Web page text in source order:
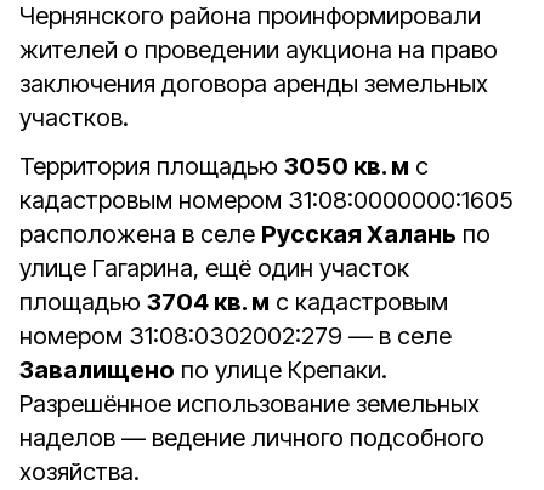
Чернянского района проинформировали
жителей о проведении аукциона на право
заключения договора аренды земельных
участков.
Территория площадью 3050 кв. м с
кадастровым номером 31:08:0000000:1605
расположена в селе Русская Халань по
улице Гагарина, ещё один участок
площадью 3704 кв. м с кадастровым
номером 31:08:0302002:279 — в селе
Завалищено по улице Крепаки.
Разрешённое использование земельных
наделов — ведение личного подсобного
хозяйства.